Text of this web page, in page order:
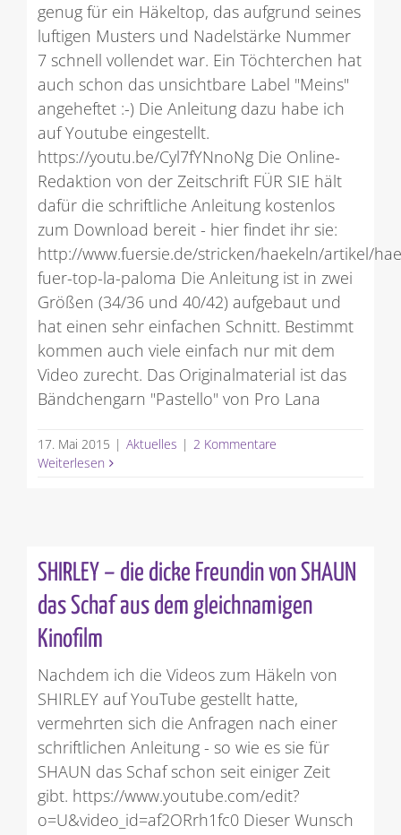
genug für ein Häkeltop, das aufgrund seines
luftigen Musters und Nadelstärke Nummer
7 schnell vollendet war. Ein Töchterchen hat
auch schon das unsichtbare Label "Meins"
angeheftet :-) Die Anleitung dazu habe ich
auf Youtube eingestellt.
https://youtu.be/Cyl7fYNnoNg Die Online-
Redaktion von der Zeitschrift FÜR SIE hält
dafür die schriftliche Anleitung kostenlos
zum Download bereit - hier findet ihr sie:
http://www.fuersie.de/stricken/haekeln/artikel/
fuer-top-la-paloma Die Anleitung ist in zwei
Größen (34/36 und 40/42) aufgebaut und
hat einen sehr einfachen Schnitt. Bestimmt
kommen auch viele einfach nur mit dem
Video zurecht. Das Originalmaterial ist das
Bändchengarn "Pastello" von Pro Lana
17. Mai 2015 | Aktuelles | 2 Kommentare
Weiterlesen
SHIRLEY – die dicke Freundin von SHAUN
das Schaf aus dem gleichnamigen
Kinofilm
Nachdem ich die Videos zum Häkeln von
SHIRLEY auf YouTube gestellt hatte,
vermehrten sich die Anfragen nach einer
schriftlichen Anleitung - so wie es sie für
SHAUN das Schaf schon seit einiger Zeit
gibt. https://www.youtube.com/edit?
o=U&video_id=af2ORrh1fc0 Dieser Wunsch